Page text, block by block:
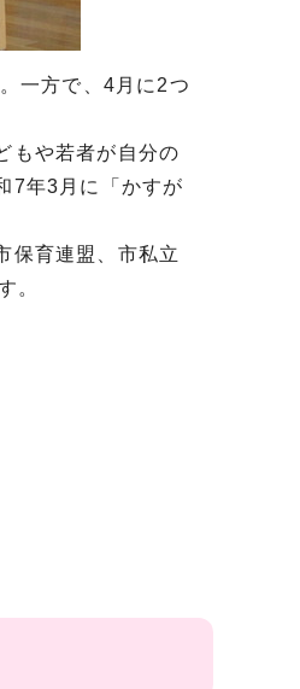
一方で、4月に2つ
もや若者が自分の
7年3月に「かすが
保育連盟、市私立
。